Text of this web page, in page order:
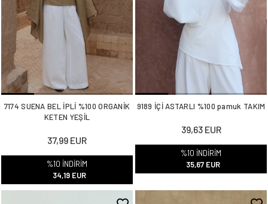
7174 SUENA BEL İPLİ %100 ORGANİK
KETEN YEŞİL
37,99 EUR
%10 İNDİRİM
34,19 EUR
9189 İÇİ ASTARLI %100 pamuk TAKIM
39,63 EUR
%10 İNDİRİM
35,67 EUR